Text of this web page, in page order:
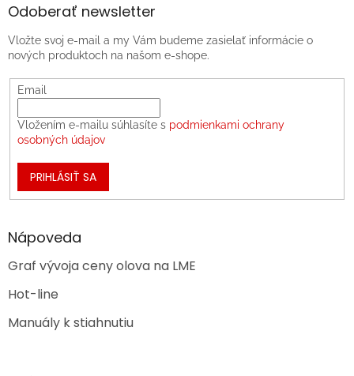
Odoberať newsletter
Vložte svoj e-mail a my Vám budeme zasielať informácie o
nových produktoch na našom e-shope.
Email
Vložením e-mailu súhlasíte s podmienkami ochrany
osobných údajov
PRIHLÁSIŤ SA
Nápoveda
Graf vývoja ceny olova na LME
Hot-line
Manuály k stiahnutiu